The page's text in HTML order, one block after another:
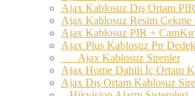
Ajax Kablosuz Dış Ortam
Ajax Kablosuz Resim
Ajax Kablosuz PIR +
Ajax Plus Kablosuz Pır
Ajax Kablosuz Sirenler
Ajax Home Dahili İç Ortam
Ajax Dış Ortam Kablosuz